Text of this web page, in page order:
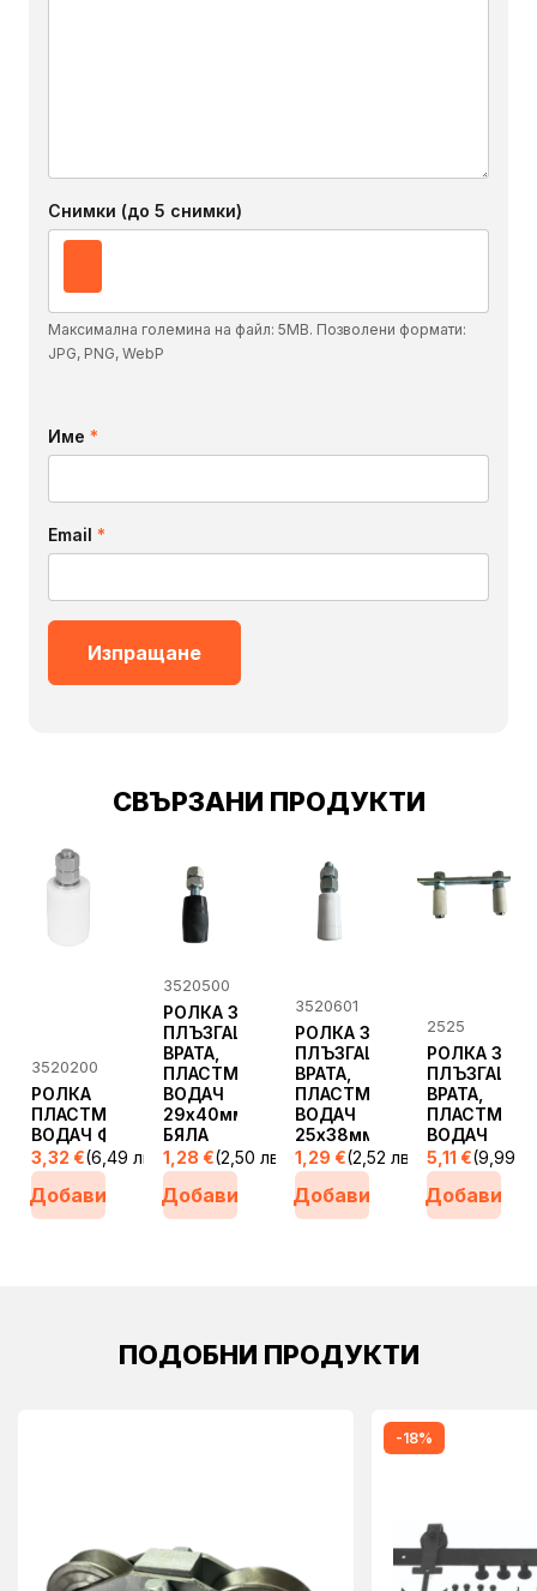
Снимки (до 5 снимки)
Максимална големина на файл: 5MB. Позволени формати:
JPG, PNG, WebP
Име *
Email *
СВЪРЗАНИ ПРОДУКТИ
3520200
РОЛКА
ПЛАСТМАСОВА
ВОДАЧ Ф38мм
3,32 €(6,49 лв.)
Добави
3520500
РОЛКА ЗА
ПЛЪЗГАЩА
ВРАТА,
ПЛАСТМАСОВА
ВОДАЧ
29х40мм,
БЯЛА
1,28 €(2,50 лв.)
Добави
3520601
РОЛКА ЗА
ПЛЪЗГАЩА
ВРАТА,
ПЛАСТМАСОВА
ВОДАЧ
25х38мм, бяла
1,29 €(2,52 лв.)
Добави
2525
РОЛКА ЗА
ПЛЪЗГАЩА
ВРАТА,
ВОДАЧ
5,11 €(9,99
Добави
ПОДОБНИ ПРОДУКТИ
-18%